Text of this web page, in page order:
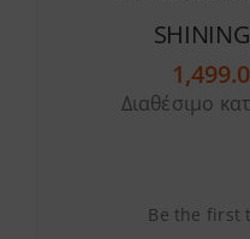
Διαθέσιμο
Be the first